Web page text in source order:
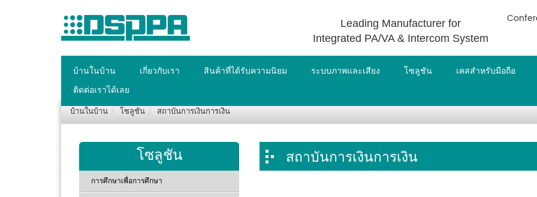
Leading Manufacturer for
Integrated PA/VA & Intercom System
บ้านในบ้าน เกี่ยวกับเรา สินค้าที่ได้รับความนิยม ระบบภาพและเสียง โซลูชัน
เคสสำหรับมือถือ
ติดต่อเราได้เลย
บ้านในบ้าน โซลูชัน สถาบันการเงินการเงิน
โซลูชัน
การศึกษาเพื่อการศึกษา
สถาบันการเงินการเงิน